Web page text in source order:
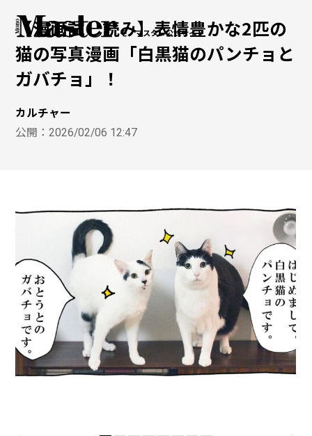
モノマスター公式サイト
【漫画試し読み】表情豊かな2匹の
猫の写真漫画「白黒猫のパンチョと
ガバチョ」！
カルチャー
公開：2026/02/06 12:47